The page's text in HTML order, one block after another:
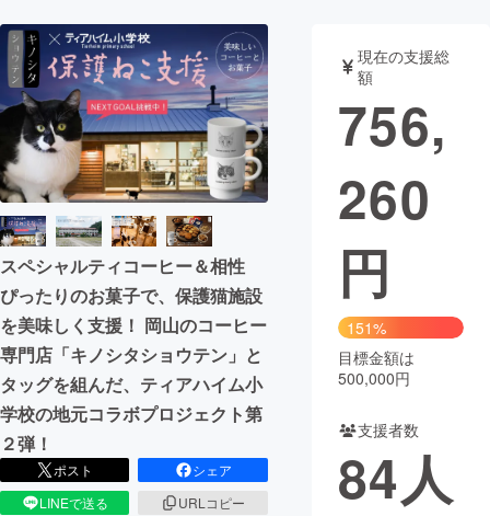
テクノロジー・ガジェット
映像・映画 書籍・雑誌
ビジネス・起業 チャレンジ
まちづくり・地域活性化
CAMPFIRE for Social Good CAMPFIRE Creation
CAMPFIREふるさと納税machi-ya コミュニティ
スペシャルティコーヒー＆相性
ぴったりのお菓子で、保護猫施設
を美味しく支援！ 岡山のコーヒー
専門店「キノシタショウテン」と
タッグを組んだ、ティアハイム小
学校の地元コラボプロジェクト第
２弾！
ポスト
シェア
LINEで送る
URLコピー
現在の支援総
額
756,
260
円
151%
目標金額は
500,000円
支援者数
84人